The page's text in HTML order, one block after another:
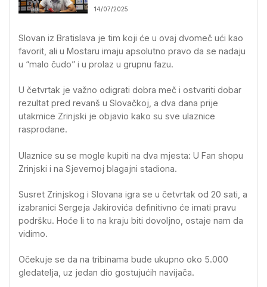
14/07/2025
Slovan iz Bratislava je tim koji će u ovaj dvomeč ući kao
favorit, ali u Mostaru imaju apsolutno pravo da se nadaju
u “malo čudo” i u prolaz u grupnu fazu.
U četvrtak je važno odigrati dobra meč i ostvariti dobar
rezultat pred revanš u Slovačkoj, a dva dana prije
utakmice Zrinjski je objavio kako su sve ulaznice
rasprodane.
Ulaznice su se mogle kupiti na dva mjesta: U Fan shopu
Zrinjski i na Sjevernoj blagajni stadiona.
Susret Zrinjskog i Slovana igra se u četvrtak od 20 sati, a
izabranici Sergeja Jakirovića definitivno će imati pravu
podršku. Hoće li to na kraju biti dovoljno, ostaje nam da
vidimo.
Očekuje se da na tribinama bude ukupno oko 5.000
gledatelja, uz jedan dio gostujućih navijača.